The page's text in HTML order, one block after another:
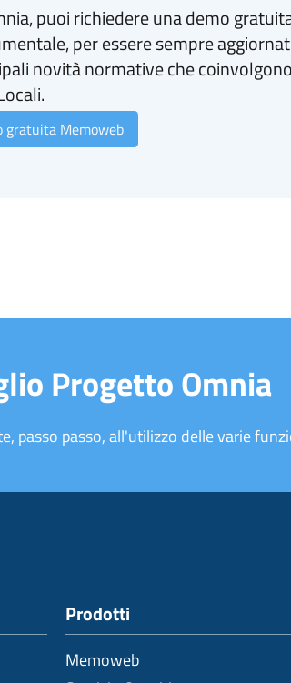
puoi richiedere una demo
per essere sempre
novità normative che
gratuita Memoweb
Progetto Omnia
passo passo, all'utilizzo delle varie
Prodotti
Memoweb